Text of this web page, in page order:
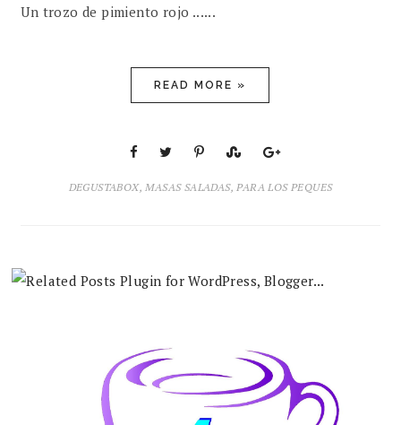
Un trozo de pimiento rojo ......
READ MORE »
DEGUSTABOX, MASAS SALADAS, PARA LOS PEQUES